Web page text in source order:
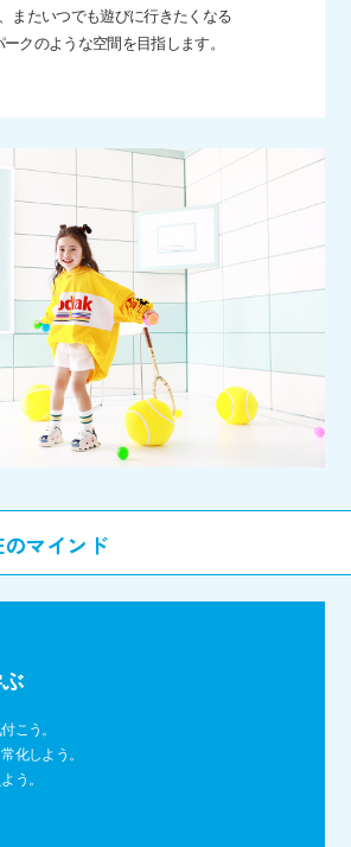
またいつでも遊びに行きたくなる
ークのような空間を目指します。
こう。
化しよう。
う。